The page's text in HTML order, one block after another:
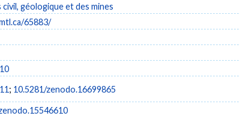
géologique et des mines
65883/
; 10.5281/zenodo.16699865